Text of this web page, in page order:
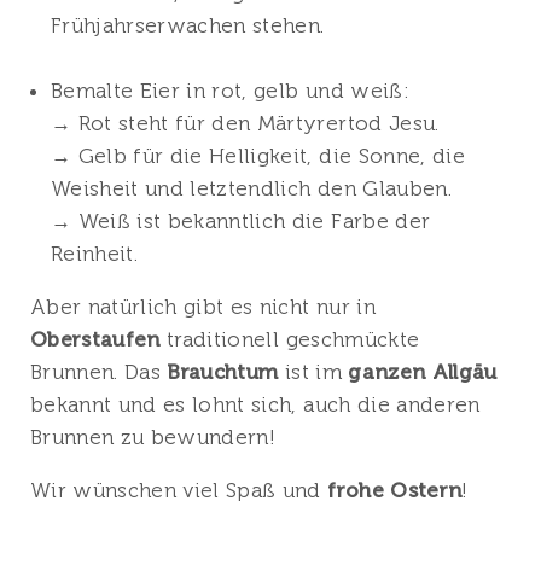
Frühjahrserwachen stehen.
Bemalte Eier in rot, gelb und weiß:
→ Rot steht für den Märtyrertod Jesu.
→ Gelb für die Helligkeit, die Sonne, die
Weisheit und letztendlich den Glauben.
→ Weiß ist bekanntlich die Farbe der
Reinheit.
Aber natürlich gibt es nicht nur in
Oberstaufentraditionell geschmückte
Brunnen. Das Brauchtumist imganzen Allgäu
bekannt und es lohnt sich, auch die anderen
Brunnen zu bewundern!
Wir wünschen viel Spaß und frohe Ostern!